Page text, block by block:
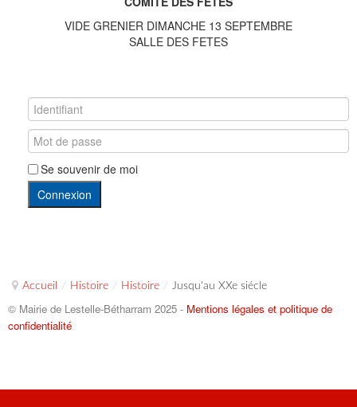
VIDE GRENIER DIMANCHE 13 SEPTEMBRE
SALLE DES FETES
Se souvenir de moi
Connexion
Accueil / Histoire / Histoire / Jusqu'au XXe siécle
© Mairie de Lestelle-Bétharram 2025 - Mentions légales et politique de
confidentialité